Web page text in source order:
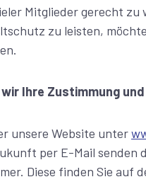
Mitglieder gerecht
zu leisten,
Ihre Zustimmung
unsere Website unter
per E-Mail
Diese finden Sie auf